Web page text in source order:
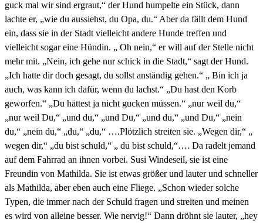
guck mal wir sind ergraut,“ der Hund humpelte ein Stück, dann
lachte er, „wie du aussiehst, du Opa, du.“ Aber da fällt dem Hund
ein, dass sie in der Stadt vielleicht andere Hunde treffen und
vielleicht sogar eine Hündin. „ Oh nein,“ er will auf der Stelle nicht
mehr mit. „Nein, ich gehe nur schick in die Stadt,“ sagt der Hund.
„Ich hatte dir doch gesagt, du sollst anständig gehen.“ „ Bin ich ja
auch, was kann ich dafür, wenn du lachst.“ „Du hast den Korb
geworfen.“ „Du hättest ja nicht gucken müssen.“ „nur weil du,“
„nur weil Du,“ „und du,“ „und Du,“ „und du,“ „und Du,“ „nein
du,“ „nein du,“ „du,“ „du,“ ….Plötzlich streiten sie. „Wegen dir,“ „
wegen dir,“ „du bist schuld,“ „ du bist schuld,“…. Da radelt jemand
auf dem Fahrrad an ihnen vorbei. Susi Windeseil, sie ist eine
Freundin von Mathilda. Sie ist etwas größer und lauter und schneller
als Mathilda, aber eben auch eine Fliege. „Schon wieder solche
Typen, die immer nach der Schuld fragen und streiten und meinen
es wird von alleine besser. Wie nervig!“ Dann dröhnt sie lauter, „hey